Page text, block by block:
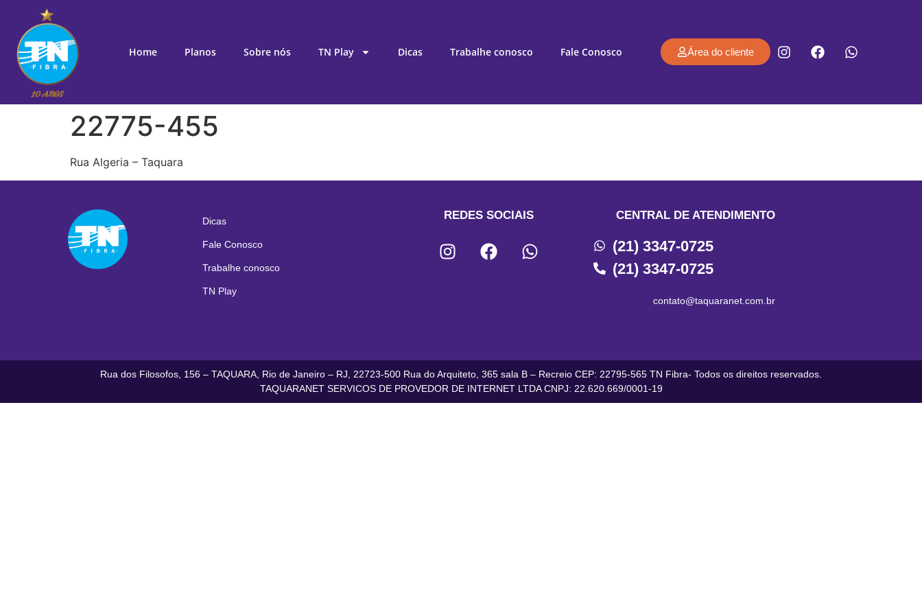
Home Planos Sobre nós TN Play Dicas Trabalhe conosco Fale Conosco Área do cliente
22775-455
Rua Algeria – Taquara
Dicas
Fale Conosco
Trabalhe conosco
TN Play
REDES SOCIAIS CENTRAL DE ATENDIMENTO
(21) 3347-0725
(21) 3347-0725
contato@taquaranet.com.br
Rua dos Filosofos, 156 – TAQUARA, Rio de Janeiro – RJ, 22723-500 Rua do Arquiteto, 365 sala B – Recreio CEP: 22795-565 TN Fibra- Todos os direitos reservados.
TAQUARANET SERVICOS DE PROVEDOR DE INTERNET LTDA CNPJ: 22.620.669/0001-19